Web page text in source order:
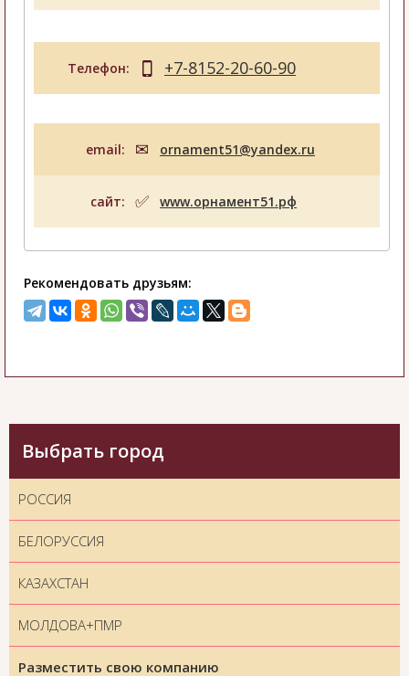
Телефон: +7-8152-20-60-90
email: ornament51@yandex.ru
сайт: www.орнамент51.рф
Рекомендовать друзьям:
Выбрать город
РОССИЯ
БЕЛОРУССИЯ
КАЗАХСТАН
МОЛДОВА+ПМР
Разместить свою компанию